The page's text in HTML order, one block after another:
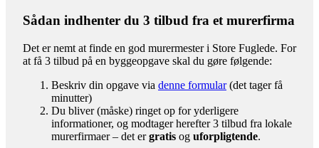
Sådan indhenter du 3 tilbud fra et murerfirma
Det er nemt at finde en god murermester i Store Fuglede. For
at få 3 tilbud på en byggeopgave skal du gøre følgende:
Beskriv din opgave via denne formular(det tager få
minutter)
Du bliver (måske) ringet op for yderligere
informationer, og modtager herefter 3 tilbud fra lokale
murerfirmaer – det ergratis og uforpligtende.